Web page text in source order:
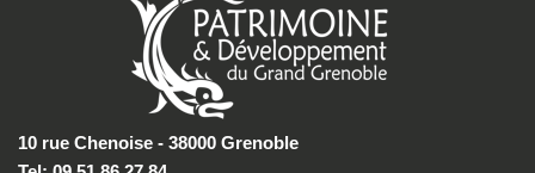
10 rue Chenoise - 38000 Grenoble